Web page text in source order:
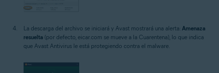
La descarga del archivo se iniciará y Avast mostrará una alerta: Amenaza
resuelta (por defecto, eicar.com se mueve a la Cuarentena), lo que indica
que Avast Antivirus le está protegiendo contra el malware.